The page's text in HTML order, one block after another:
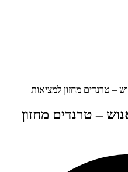
– טרנדים מחזון למציאות
– טרנדים מחזון